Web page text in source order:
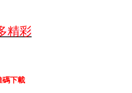
精彩
碼下載